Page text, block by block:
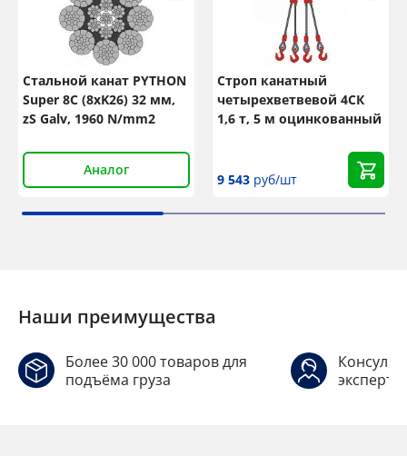
Стальной канат PYTHON
Super 8C (8xK26) 32 мм,
zS Galv, 1960 N/mm2
Аналог
Строп канатный
четырехветвевой 4СК
1,6 т, 5 м оцинкованный
9 543 руб/шт
Наши преимущества
Более 30 000 товаров для
подъёма груза